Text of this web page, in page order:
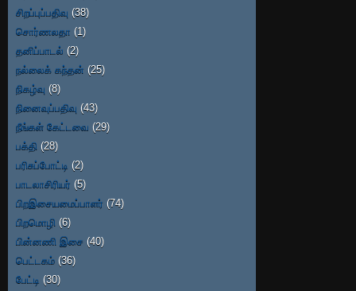
சிறப்புப்பதிவு (38)
சொர்ணலதா (1)
தனிப்பாடல் (2)
நல்லைக் கந்தன் (25)
நிகழ்வு (8)
நினைவுப்பதிவு (43)
நீங்கள் கேட்டவை (29)
பக்தி (28)
பரிசுப்போட்டி (2)
பாடலாசிரியர் (5)
பிறஇசையமைப்பாளர் (74)
பிறமொழி (6)
பின்னணி இசை (40)
பெட்டகம் (36)
பேட்டி (30)